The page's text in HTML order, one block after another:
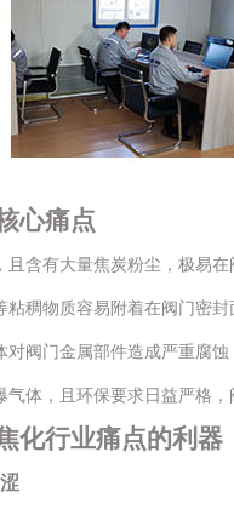
心痛点
且含有大量焦炭粉尘，极易
粘稠物质容易附着在阀门密
对阀门金属部件造成严重腐
气体，且环保要求日益严格
化行业痛点的利器